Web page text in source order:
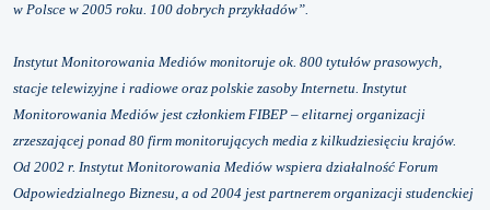
w Polsce w 2005 roku. 100 dobrych przykładów”.
Instytut Monitorowania Mediów monitoruje ok. 800 tytułów prasowych,
stacje telewizyjne i radiowe oraz polskie zasoby Internetu. Instytut
Monitorowania Mediów jest członkiem FIBEP – elitarnej organizacji
zrzeszającej ponad 80 firm monitorujących media z kilkudziesięciu krajów.
Od 2002 r. Instytut Monitorowania Mediów wspiera działalność Forum
Odpowiedzialnego Biznesu, a od 2004 jest partnerem organizacji studenckiej